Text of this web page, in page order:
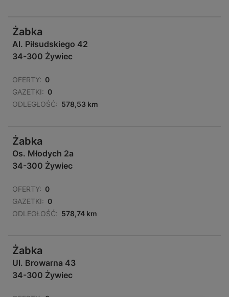
Żabka
Al. Piłsudskiego 42
34-300 Żywiec
OFERTY: 0
GAZETKI: 0
ODLEGŁOŚĆ: 578,53 km
Żabka
Os. Młodych 2a
34-300 Żywiec
OFERTY: 0
GAZETKI: 0
ODLEGŁOŚĆ: 578,74 km
Żabka
Ul. Browarna 43
34-300 Żywiec